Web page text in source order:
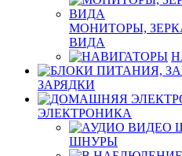
МОНИТОРЫ,
ВИДА
ЗАРЯДКИ
ЭЛЕКТРОНИКА
ШНУРЫ